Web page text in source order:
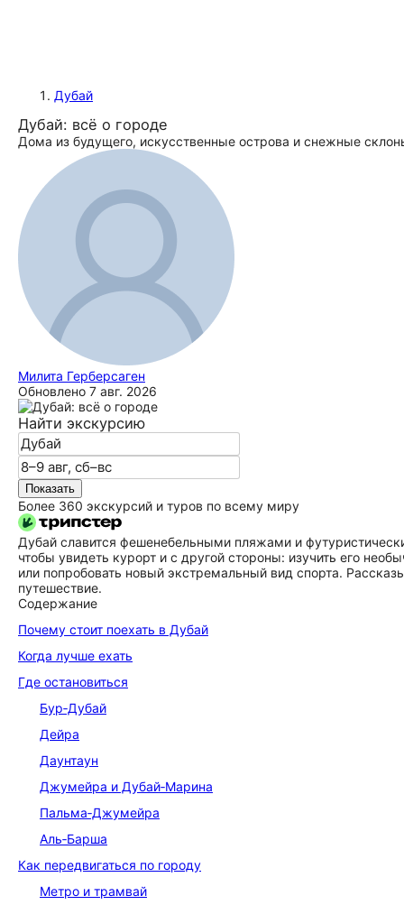
Дубай
Дубай: всё о городе
Дома из будущего, искусственные острова и снежные
Милита Герберсаген
Обновлено 7 авг. 2026
Найти экскурсию
Показать
Более 360 экскурсий и туров по всему миру
Дубай славится фешенебельными пляжами и
чтобы увидеть курорт и с другой стороны: изучить его
или попробовать новый экстремальный вид спорта.
путешествие.
Содержание
Почему стоит поехать в Дубай
Когда лучше ехать
Где остановиться
Бур‑Дубай
Дейра
Даунтаун
Джумейра и Дубай‑Марина
Пальма‑Джумейра
Аль‑Барша
Как передвигаться по городу
Метро и трамвай